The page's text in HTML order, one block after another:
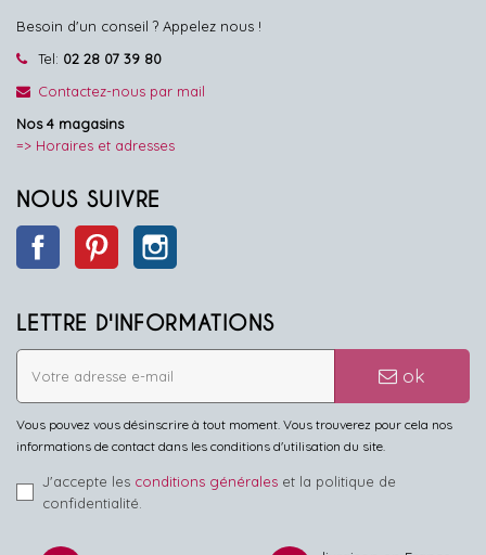
Besoin d'un conseil ? Appelez nous !
Tel: 02 28 07 39 80
Contactez-nous par mail
Nos 4 magasins
=> Horaires et adresses
NOUS SUIVRE
Facebook Pinterest
LETTRE D'INFORMATIONS
ok
Vous pouvez vous désinscrire à tout moment. Vous trouverez pour cela nos
informations de contact dans les conditions d'utilisation du site.
J'accepte les conditions générales et la politique de
confidentialité.